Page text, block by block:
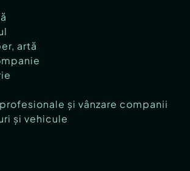
artă
și vânzare companii
și vehicule